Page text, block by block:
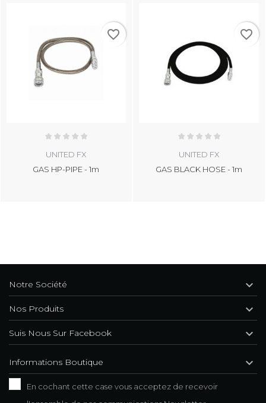
UNITED FX
GAS HP-PIPE - 1m
favorite_border
UNITED FX
GAS BLACK HOSE - 1m
favorite_border
Informations Boutique 
En cochant cette case vous acceptez de recevoir
Notre Société 
Nos Produits 
Suis Nous Sur Facebook 